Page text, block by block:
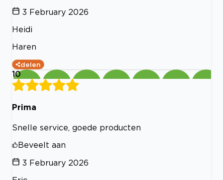
3 February 2026
Heidi
Haren
delen
10
Prima
Snelle service, goede producten
Beveelt aan
3 February 2026